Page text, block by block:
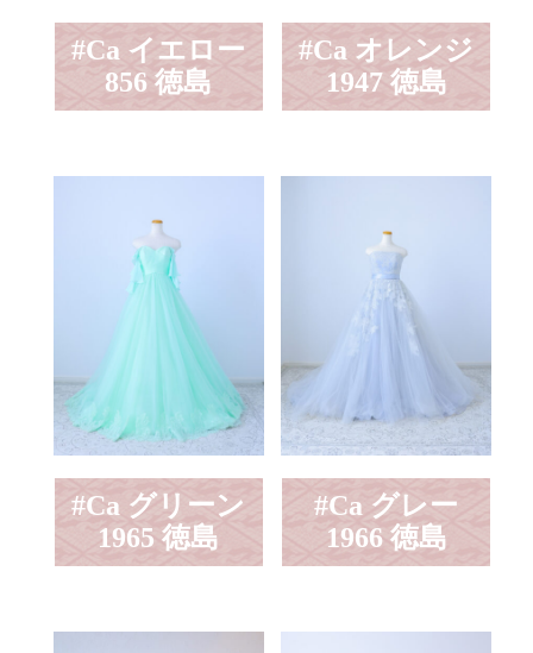
#Ca イエロー
856 徳島
#Ca オレンジ
1947 徳島
#Ca グリーン
1965 徳島
#Ca グレー
1966 徳島